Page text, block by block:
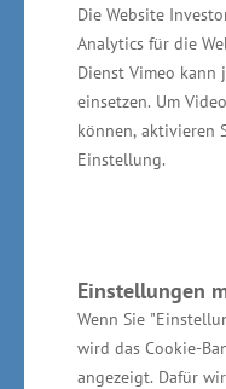
Die Website
Analytics für die
Dienst Vimeo kann
einsetzen. Um
können, aktivieren
Einstellung.
Einstellungen
Wenn Sie
wird das Cookie-
angezeigt. Dafür
Informationen
MAZA M-V e.V.“
Dem Netzwerk
Vorpommern 32
Einrichtungen aus
beschäftigen und
rund 350